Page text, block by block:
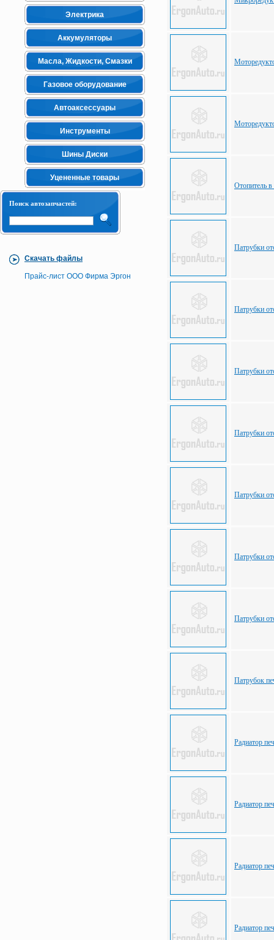
Электрика
Аккумуляторы
Масла, Жидкости, Смазки
Газовое оборудование
Автоаксессуары
Инструменты
Шины Диски
Уцененные товары
Поиск автозапчастей:
Скачать файлы
Прайс-лист ООО Фирма Эргон
Отопитель
Патрубки
Патрубки
Патрубки
Патрубки
Патрубки
Патрубки
Патрубки
Патрубок
Радиатор
Радиатор
Радиатор
Радиатор